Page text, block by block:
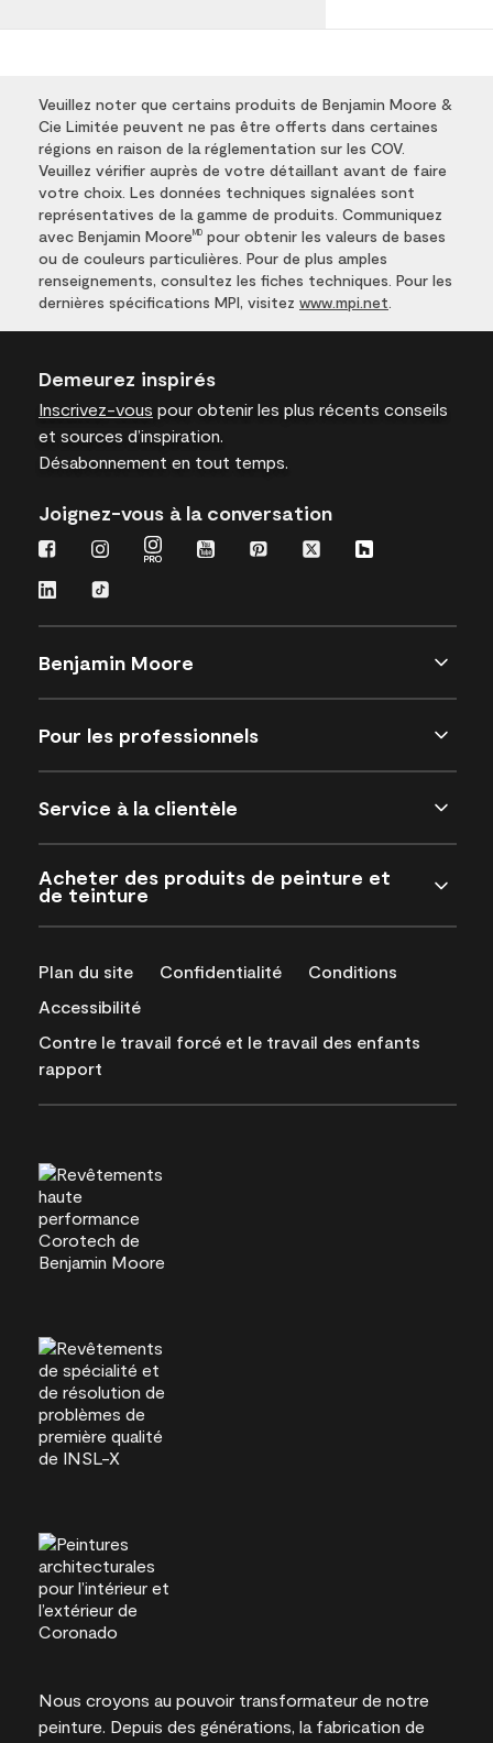
Veuillez noter que certains produits de Benjamin Moore &
Cie Limitée peuvent ne pas être offerts dans certaines
régions en raison de la réglementation sur les COV.
Veuillez vérifier auprès de votre détaillant avant de faire
votre choix. Les données techniques signalées sont
représentatives de la gamme de produits. Communiquez
avec Benjamin Moore MD pour obtenir les valeurs de bases
ou de couleurs particulières. Pour de plus amples
renseignements, consultez les fiches techniques. Pour les
dernières spécifications MPI, visitez www.mpi.net
Demeurez inspirés
Inscrivez-vous pour obtenir les plus récents conseils
et sources d’inspiration.
Désabonnement en tout temps.
Joignez-vous à la conversation
Benjamin Moore
Pour les professionnels
Service à la clientèle
Acheter des produits de peinture et
de teinture
Plan du site Confidentialité
Conditions
Accessibilité
Contre le travail forcé et le travail des enfants
rapport
Nous croyons au pouvoir transformateur de notre
peinture. Depuis des générations, la fabrication de